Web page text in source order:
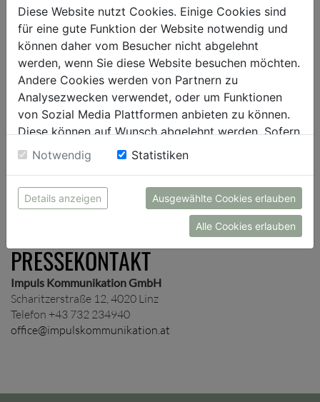
ANMELDEN ZUM PRESSEVERTEILER
Sehr gerne nehmen wir dich in unseren
Presseverteiler auf und schicken dir je nach Wunsch
unternehmens- und/oder themenspezifische
Presseinformationen zu.
PRESSEKONTAKT
Impuls Kommunikation GmbH
Scharitzerstraße 12, 4020 Linz
Telefon +43 732 234940
office@impulskommunikation.at
Diese Website nutzt Cookies. Einige Cookies sind
für eine gute Funktion der Website notwendig und
können daher vom Besucher nicht abgelehnt
werden, wenn Sie diese Website besuchen möchten.
Andere Cookies werden von Partnern zu
Analysezwecken verwendet, oder um Funktionen
von Sozial Media Plattformen anbieten zu können.
Diese können auf Wunsch abgelehnt werden. Sofern
sie unsere Webseite weiter nutzen, geben Sie
Einwilligung zu unseren Cookies.
Notwendig Statistiken
Details anzeigen Ausgewählte Cookies erlauben
Alle Cookies erlauben